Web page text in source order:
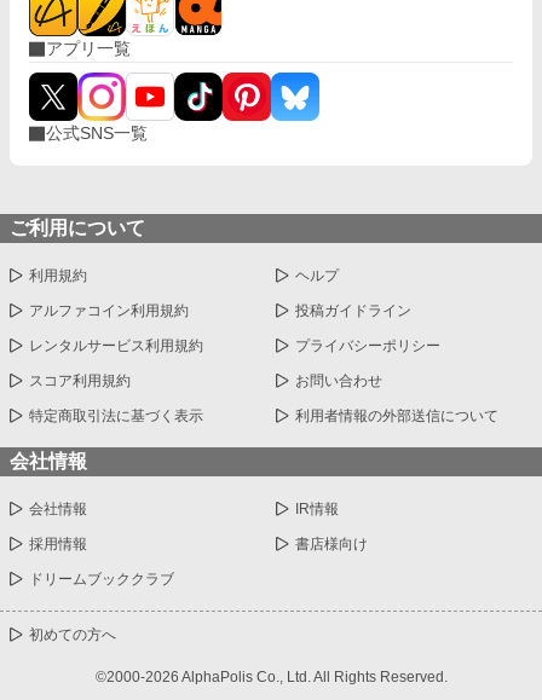
アプリ一覧
公式SNS一覧
ご利用について
利用規約 ヘルプ
アルファコイン利用規約 投稿ガイドライン
レンタルサービス利用規約 プライバシーポリシー
スコア利用規約 お問い合わせ
特定商取引法に基づく表示 利用者情報の外部送信について
会社情報
会社情報 IR情報
採用情報 書店様向け
ドリームブッククラブ
初めての方へ
©2000-2026 AlphaPolis Co., Ltd. All Rights Reserved.